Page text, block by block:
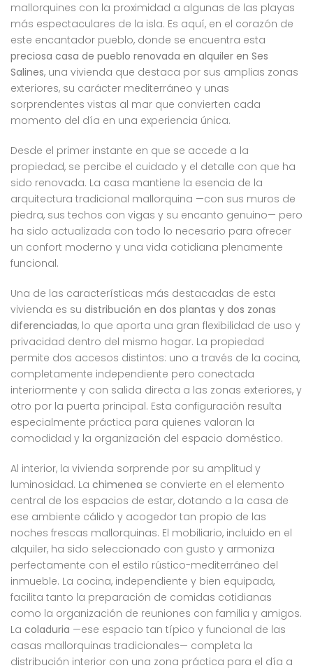
mallorquines con la proximidad a algunas de las playas
más espectaculares de la isla. Es aquí, en el corazón de
este encantador pueblo, donde se encuentra esta
preciosa casa de pueblo renovada en alquiler en Ses
Salines, una vivienda que destaca por sus amplias zonas
exteriores, su carácter mediterráneo y unas
sorprendentes vistas al mar que convierten cada
momento del día en una experiencia única.
Desde el primer instante en que se accede a la
propiedad, se percibe el cuidado y el detalle con que ha
sido renovada. La casa mantiene la esencia de la
arquitectura tradicional mallorquina —con sus muros de
piedra, sus techos con vigas y su encanto genuino— pero
ha sido actualizada con todo lo necesario para ofrecer
un confort moderno y una vida cotidiana plenamente
funcional.
Una de las características más destacadas de esta
vivienda es su distribución en dos plantas y dos zonas
diferenciadas, lo que aporta una gran flexibilidad de uso y
privacidad dentro del mismo hogar. La propiedad
permite dos accesos distintos: uno a través de la cocina,
completamente independiente pero conectada
interiormente y con salida directa a las zonas exteriores, y
otro por la puerta principal. Esta configuración resulta
especialmente práctica para quienes valoran la
comodidad y la organización del espacio doméstico.
Al interior, la vivienda sorprende por su amplitud y
luminosidad. La chimenea se convierte en el elemento
central de los espacios de estar, dotando a la casa de
ese ambiente cálido y acogedor tan propio de las
noches frescas mallorquinas. El mobiliario, incluido en el
alquiler, ha sido seleccionado con gusto y armoniza
perfectamente con el estilo rústico-mediterráneo del
inmueble. La cocina, independiente y bien equipada,
facilita tanto la preparación de comidas cotidianas
como la organización de reuniones con familia y amigos.
La coladuria —ese espacio tan típico y funcional de las
casas mallorquinas tradicionales— completa la
distribución interior con una zona práctica para el día a